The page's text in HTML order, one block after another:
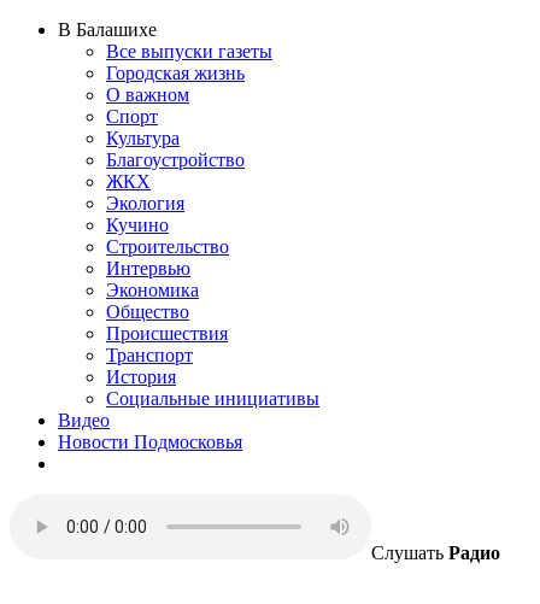
В Балашихе
Все выпуски газеты
Городская жизнь
О важном
Спорт
Культура
Благоустройство
ЖКХ
Экология
Кучино
Строительство
Интервью
Экономика
Общество
Происшествия
Транспорт
История
Социальные инициативы
Видео
Новости Подмосковья
Слушать Радио